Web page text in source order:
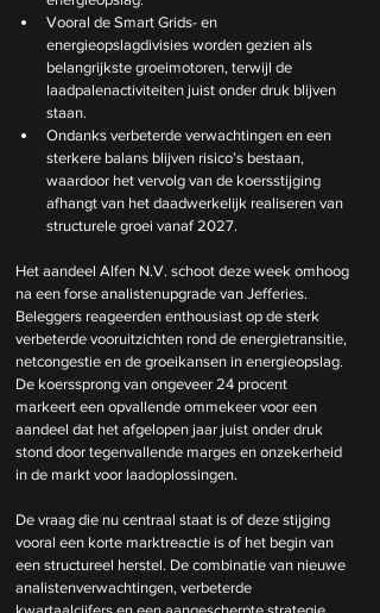
Vooral de Smart Grids- en
energieopslagdivisies worden gezien als
belangrijkste groeimotoren, terwijl de
laadpalenactiviteiten juist onder druk blijven
staan.
Ondanks verbeterde verwachtingen en een
sterkere balans blijven risico’s bestaan,
waardoor het vervolg van de koersstijging
afhangt van het daadwerkelijk realiseren van
structurele groei vanaf 2027.
Het aandeel Alfen N.V. schoot deze week omhoog
na een forse analistenupgrade van Jefferies.
Beleggers reageerden enthousiast op de sterk
verbeterde vooruitzichten rond de energietransitie,
netcongestie en de groeikansen in energieopslag.
De koerssprong van ongeveer 24 procent
markeert een opvallende ommekeer voor een
aandeel dat het afgelopen jaar juist onder druk
stond door tegenvallende marges en onzekerheid
in de markt voor laadoplossingen.
De vraag die nu centraal staat is of deze stijging
vooral een korte marktreactie is of het begin van
een structureel herstel. De combinatie van nieuwe
analistenverwachtingen, verbeterde